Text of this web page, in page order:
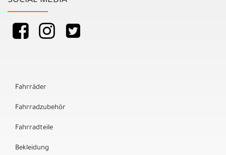
Fahrräder
Fahrradzubehör
Fahrradteile
Bekleidung